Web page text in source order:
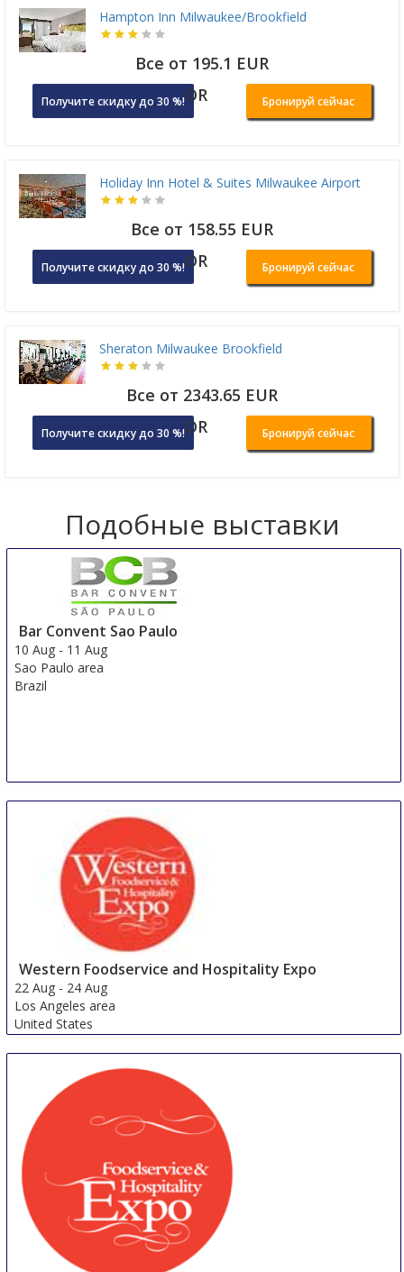
Hampton Inn Milwaukee/Brookfield
Все от 195.1 EUR
Получите скидку до 30 %!OR Бронируй сейчас
Holiday Inn Hotel & Suites Milwaukee Airport
Все от 158.55 EUR
Получите скидку до 30 %!OR Бронируй сейчас
Sheraton Milwaukee Brookfield
Все от 2343.65 EUR
Получите скидку до 30 %!OR Бронируй сейчас
Подобные выставки
Bar Convent Sao Paulo
10 Aug - 11 Aug
Sao Paulo area
Brazil
Western Foodservice and Hospitality Expo
22 Aug - 24 Aug
Los Angeles area
United States